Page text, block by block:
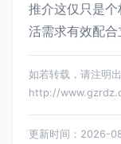
推介这仅只是
活需求有效配合
如若转载，请注明出
http://
更新时间：2026-